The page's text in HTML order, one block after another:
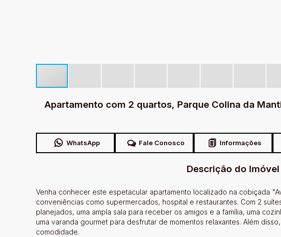
Apartamento com 2 quartos, Parque Colina da
WhatsApp Fale Conosco Informações
Descrição do Imóvel
Venha conhecer este espetacular apartamento localizado na cobiçada
conveniências como supermercados, hospital e restaurantes. Com 2
planejados, uma ampla sala para receber os amigos e a família, uma
uma varanda gourmet para desfrutar de momentos relaxantes. Além
comodidade.